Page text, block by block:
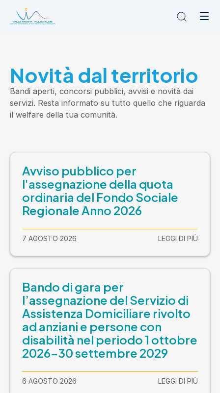
L'Ambito
Cosa facciamo
Amministrazione trasparente
Contatti
Novità dal territorio
Bandi aperti, concorsi pubblici, avvisi e novità dai
servizi. Resta informato su tutto quello che riguarda
il welfare della tua comunità.
Avviso pubblico per
l'assegnazione della quota
ordinaria del Fondo Sociale
Regionale Anno 2026
7 AGOSTO 2026 LEGGI DI PIÙ
Bando di gara per
l’assegnazione del Servizio di
Assistenza Domiciliare rivolto
ad anziani e persone con
disabilità nel periodo 1 ottobre
2026-30 settembre 2029
6 AGOSTO 2026 LEGGI DI PIÙ